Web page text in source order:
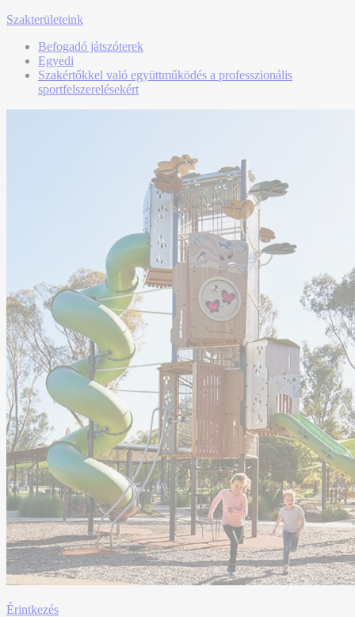
Szakterületeink
Befogadó játszóterek
Egyedi
Szakértőkkel való együttműködés a professzionális
sportfelszerelésekért
Érintkezés